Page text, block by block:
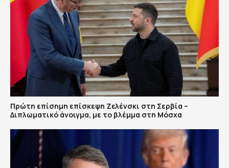
Πρώτη επίσημη επίσκεψη Ζελένσκι στη Σερβία –
Διπλωματικό άνοιγμα, με το βλέμμα στη Μόσχα